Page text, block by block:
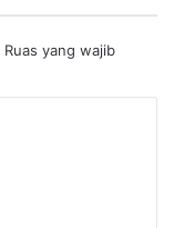
Ruas yang wajib